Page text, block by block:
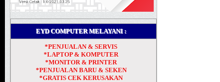
EYD COMPUTER MELAYANI :
*PENJUALAN & SERVIS
*LAPTOP & KOMPUTER
*MONITOR & PRINTER
*PENJUALAN BARU & SEKEN
*GRATIS CEK KERUSAKAN